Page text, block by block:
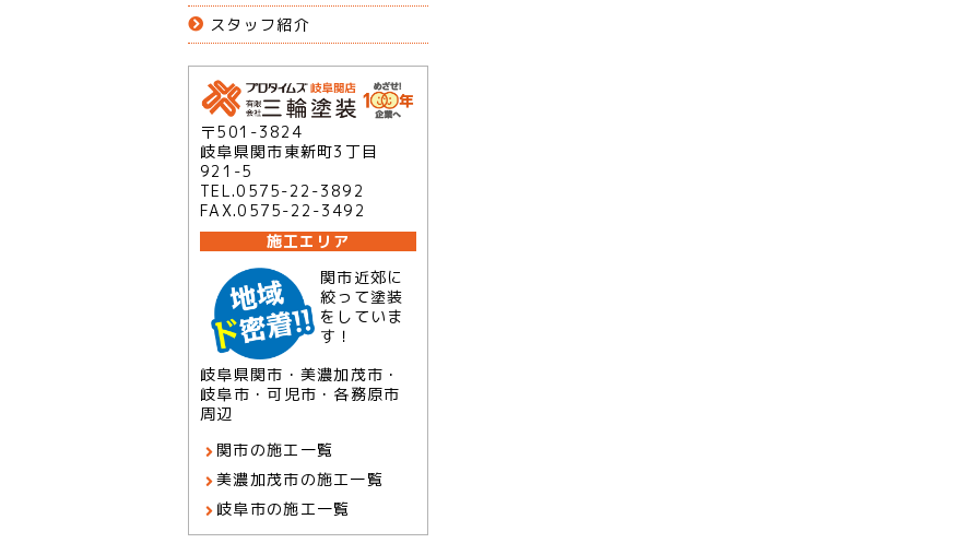
スタッフ紹介
〒501-3824
岐阜県関市東新町3丁目
921-5
TEL.0575-22-3892
FAX.0575-22-3492
施工エリア
関市近郊に
絞って塗装
をしていま
す！
岐阜県関市・美濃加茂市・
岐阜市・可児市・各務原市
周辺
関市の施工一覧
美濃加茂市の施工一覧
岐阜市の施工一覧